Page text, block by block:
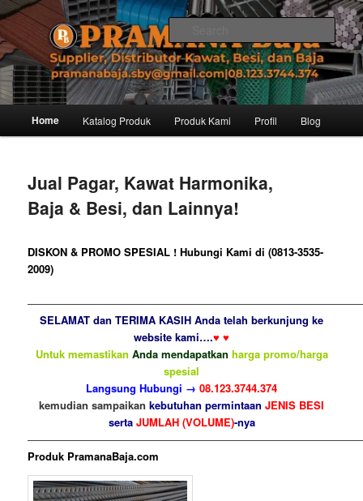
Skip
to
primary
contentPramana Baja Distributor Baja Besi
Kawat – 08.123.3744.374
Distributor dari Pabrik Besi Baja, Supplier Besi Baja, Jual besi beton. Info
dan Pemesanan hub. Ibu Rinanti 08.123.3744.374. Dgn harga yg kompetitif,
Amanah, dan pelayanan yg ramah, kami siap melayani segala kebutuhan
besi anda.
Home Katalog Produk Produk Kami Profil Blog
Jual Pagar, Kawat Harmonika,
Baja & Besi, dan Lainnya!
DISKON & PROMO SPESIAL ! Hubungi Kami di (0813-3535-
2009)
SELAMAT dan TERIMA KASIH Anda telah berkunjung ke
website kami….♥ ♥
Untuk memastikan Anda mendapatkan harga promo/harga
spesial
Langsung Hubungi → 08.123.3744.374
kemudian sampaikan kebutuhan permintaan JENIS BESI
serta JUMLAH (VOLUME)-nya
Produk PramanaBaja.com